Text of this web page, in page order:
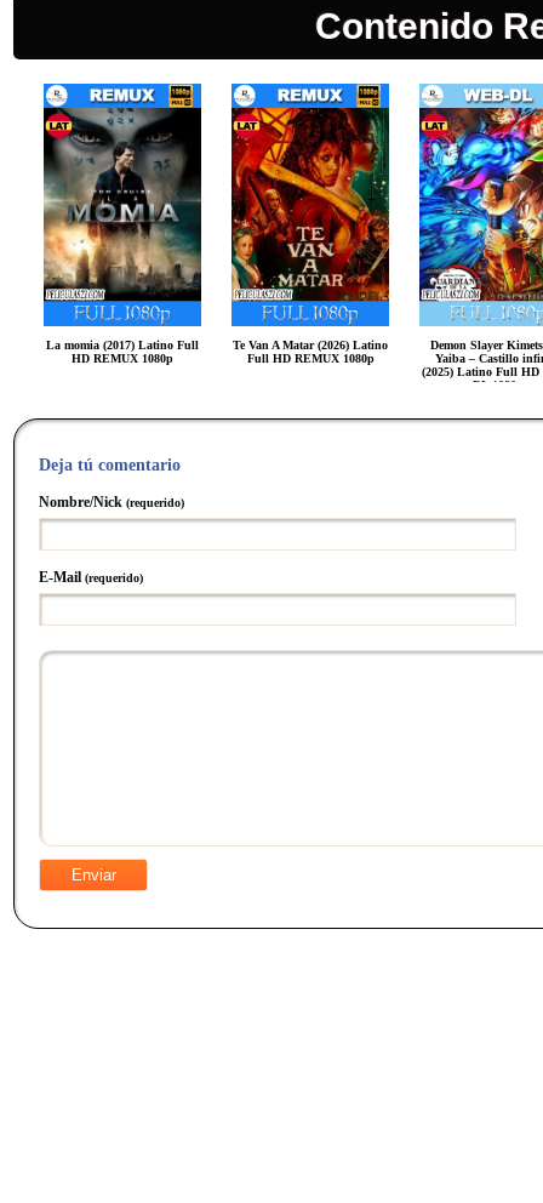
Contenido
La momia (2017) Latino Full
HD REMUX 1080p
Te Van A Matar (2026) Latino
Full HD REMUX 1080p
Demon Slayer
Yaiba – Castillo
(2025) Latino Full HD
DL 1080p
Deja tú comentario
Nombre/Nick (requerido)
E-Mail (requerido)